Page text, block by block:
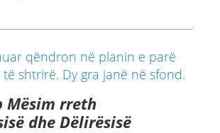
Mësim rreth
dhe Dëlirësisë